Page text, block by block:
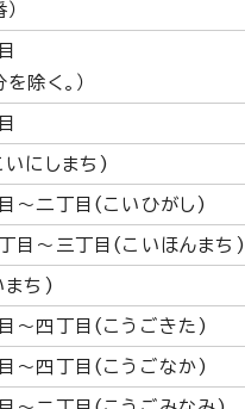
除く。）
にしまち)
～二丁目(こいひがし)
目～三丁目(こいほんまち)
まち)
～四丁目(こうごきた)
～四丁目(こうごなか)